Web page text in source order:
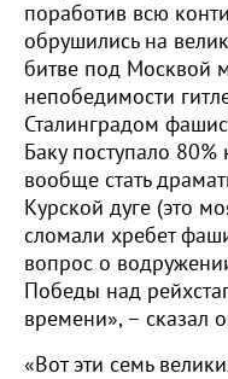
поработив всю
обрушились на
битве под Москвой
непобедимости
Сталинградом
Баку поступало
вообще стать
Курской дуге (это
сломали хребет
вопрос о
Победы над
времени», – сказал
«Вот эти семь